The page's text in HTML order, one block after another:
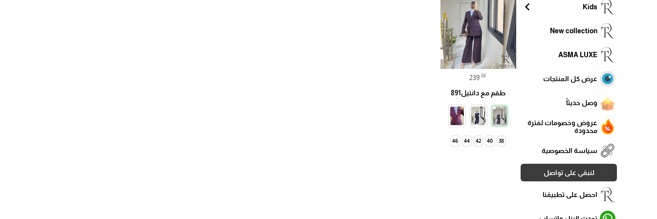
Kids
chevron_left
New collection
ASMA LUXE
عرض كل المنتجات
وصل حديثاً
عروض وخصومات لفترة
محدودة
سياسة الخصوصية
لنبقى على تواصل
احصل على تطبيقنا
239 ₪
طقم مع دانتيل891
38
40
42
44
46